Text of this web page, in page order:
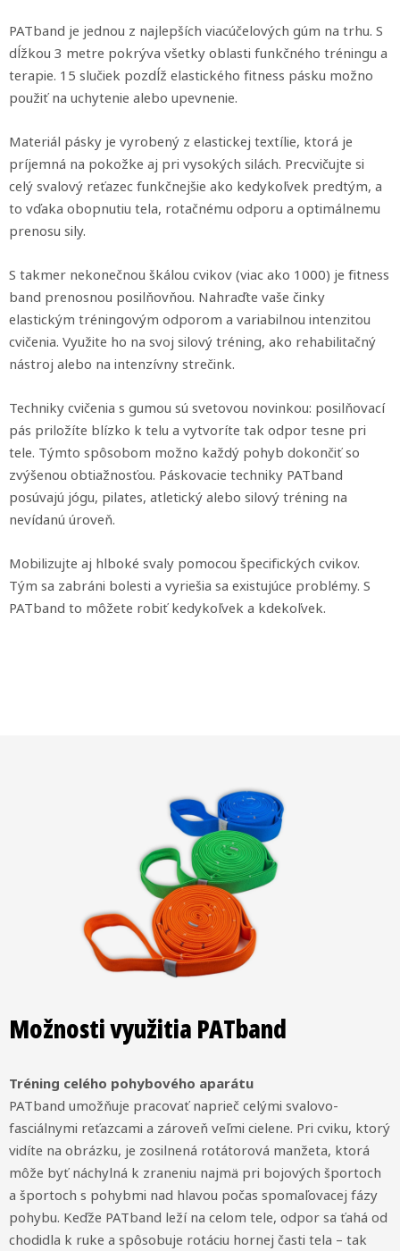
PATband je jednou z najlepších viacúčelových gúm na trhu. S
dĺžkou 3 metre pokrýva všetky oblasti funkčného tréningu a
terapie. 15 slučiek pozdĺž elastického fitness pásku možno
použiť na uchytenie alebo upevnenie.
Materiál pásky je vyrobený z elastickej textílie, ktorá je
príjemná na pokožke aj pri vysokých silách. Precvičujte si
celý svalový reťazec funkčnejšie ako kedykoľvek predtým, a
to vďaka obopnutiu tela, rotačnému odporu a optimálnemu
prenosu sily.
S takmer nekonečnou škálou cvikov (viac ako 1000) je fitness
band prenosnou posilňovňou. Nahraďte vaše činky
elastickým tréningovým odporom a variabilnou intenzitou
cvičenia. Využite ho na svoj silový tréning, ako rehabilitačný
nástroj alebo na intenzívny strečink.
Techniky cvičenia s gumou sú svetovou novinkou: posilňovací
pás priložíte blízko k telu a vytvoríte tak odpor tesne pri
tele. Týmto spôsobom možno každý pohyb dokončiť so
zvýšenou obtiažnosťou. Páskovacie techniky PATband
posúvajú jógu, pilates, atletický alebo silový tréning na
nevídanú úroveň.
Mobilizujte aj hlboké svaly pomocou špecifických cvikov.
Tým sa zabráni bolesti a vyriešia sa existujúce problémy. S
PATband to môžete robiť kedykoľvek a kdekoľvek.
Možnosti využitia PATband
Tréning celého pohybového aparátu
PATband umožňuje pracovať naprieč celými svalovo-
fasciálnymi reťazcami a zároveň veľmi cielene. Pri cviku, ktorý
vidíte na obrázku, je zosilnená rotátorová manžeta, ktorá
môže byť náchylná k zraneniu najmä pri bojových športoch
a športoch s pohybmi nad hlavou počas spomaľovacej fázy
pohybu. Keďže PATband leží na celom tele, odpor sa ťahá od
chodidla k ruke a spôsobuje rotáciu hornej časti tela – tak